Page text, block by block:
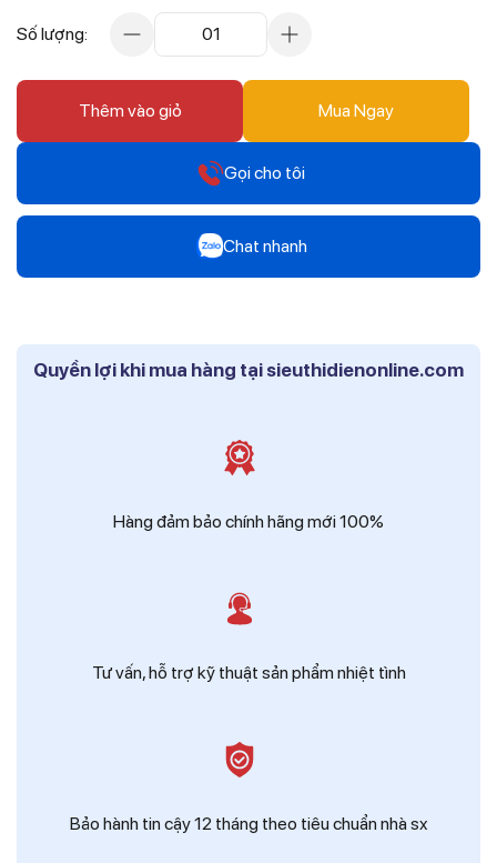
Số lượng: 01
Thêm vào giỏ Mua Ngay
Gọi cho tôi
0916 804 808
Chat nhanh
Mr Trâm - Điện Thái Dương
Quyền lợi khi mua hàng tại sieuthidienonline.com
Hàng đảm bảo chính hãng mới 100%
Tư vấn, hỗ trợ kỹ thuật sản phẩm nhiệt tình
Bảo hành tin cậy 12 tháng theo tiêu chuẩn nhà sx